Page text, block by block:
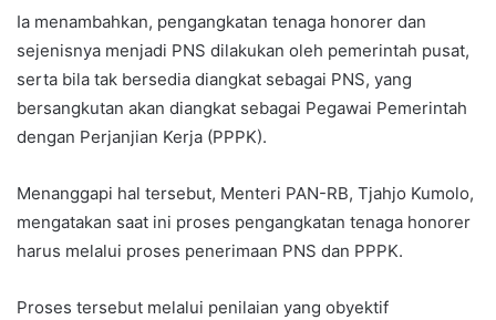
Ia menambahkan, pengangkatan tenaga honorer dan
sejenisnya menjadi PNS dilakukan oleh pemerintah pusat,
serta bila tak bersedia diangkat sebagai PNS, yang
bersangkutan akan diangkat sebagai Pegawai Pemerintah
dengan Perjanjian Kerja (PPPK).
Menanggapi hal tersebut, Menteri PAN-RB, Tjahjo Kumolo,
mengatakan saat ini proses pengangkatan tenaga honorer
harus melalui proses penerimaan PNS dan PPPK.
Proses tersebut melalui penilaian yang obyektif